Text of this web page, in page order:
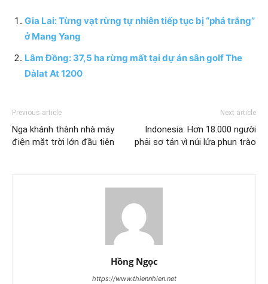
Gia Lai: Từng vạt rừng tự nhiên tiếp tục bị “phá trắng”
ở Mang Yang
Lâm Đồng: 37,5 ha rừng mất tại dự án sân golf The
Dàlat At 1200
Previous article
Nga khánh thành nhà máy
điện mặt trời lớn đầu tiên
Next article
Indonesia: Hơn 18.000 người
phải sơ tán vì núi lửa phun trào
Hồng Ngọc
https://www.thiennhien.net